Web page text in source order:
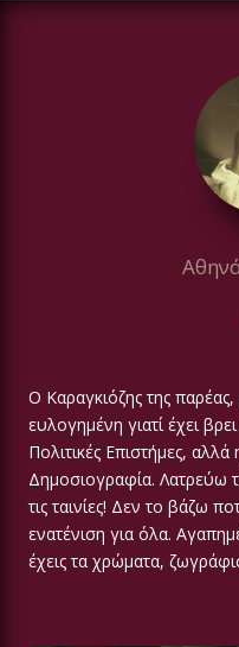
Ο Καραγκιόζης της
ευλογημένη γιατί έχει
Πολιτικές Επιστήμες,
Δημοσιογραφία. Λατρεύω
τις ταινίες! Δεν το βάζω
ενατένιση για όλα.
έχεις τα χρώματα,